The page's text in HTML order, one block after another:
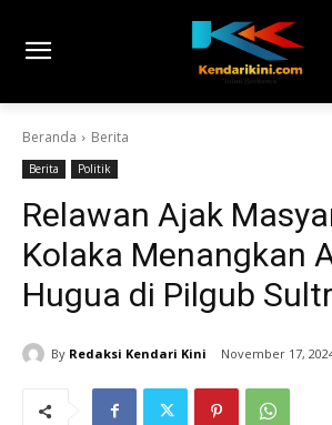
Beranda Berita
Berita Politik
Relawan Ajak
Kolaka Menangkan
Hugua di Pilgub
By Redaksi Kendari Kini November 17,